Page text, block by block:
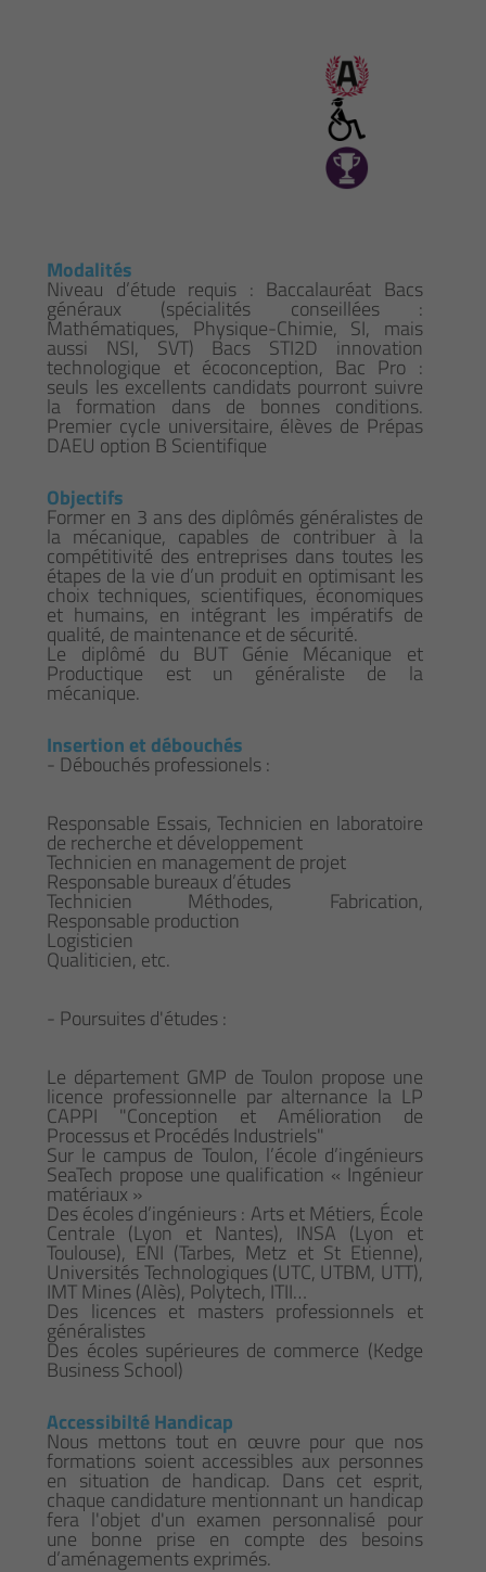
Modalités
Niveau d’étude requis : Baccalauréat Bacs
généraux (spécialités conseillées :
Mathématiques, Physique-Chimie, SI, mais
aussi NSI, SVT) Bacs STI2D innovation
technologique et écoconception, Bac Pro :
seuls les excellents candidats pourront suivre
la formation dans de bonnes conditions.
Premier cycle universitaire, élèves de Prépas
DAEU option B Scientifique
Objectifs
Former en 3 ans des diplômés généralistes de
la mécanique, capables de contribuer à la
compétitivité des entreprises dans toutes les
étapes de la vie d’un produit en optimisant les
choix techniques, scientifiques, économiques
et humains, en intégrant les impératifs de
qualité, de maintenance et de sécurité.
Le diplômé du BUT Génie Mécanique et
Productique est un généraliste de la
mécanique.
Insertion et débouchés
- Débouchés professionels :
Responsable Essais, Technicien en laboratoire
de recherche et développement
Technicien en management de projet
Responsable bureaux d’études
Technicien Méthodes, Fabrication,
Responsable production
Logisticien
Qualiticien, etc.
- Poursuites d'études :
Le département GMP de Toulon propose une
licence professionnelle par alternance la LP
CAPPI "Conception et Amélioration de
Processus et Procédés Industriels"
Sur le campus de Toulon, l’école d’ingénieurs
SeaTech propose une qualification « Ingénieur
matériaux »
Des écoles d’ingénieurs : Arts et Métiers, École
Centrale (Lyon et Nantes), INSA (Lyon et
Toulouse), ENI (Tarbes, Metz et St Etienne),
Universités Technologiques (UTC, UTBM, UTT),
IMT Mines (Alès), Polytech, ITII…
Des licences et masters professionnels et
généralistes
Des écoles supérieures de commerce (Kedge
Business School)
Accessibilté Handicap
Nous mettons tout en œuvre pour que nos
formations soient accessibles aux personnes
en situation de handicap. Dans cet esprit,
chaque candidature mentionnant un handicap
fera l'objet d'un examen personnalisé pour
une bonne prise en compte des besoins
d’aménagements exprimés.